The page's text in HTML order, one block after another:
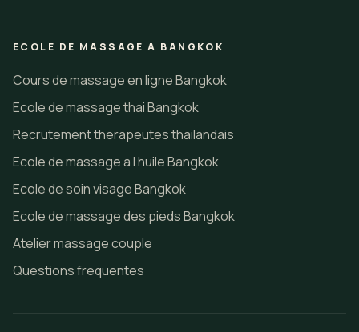
ECOLE DE MASSAGE A BANGKOK
Cours de massage en ligne Bangkok
Ecole de massage thai Bangkok
Recrutement therapeutes thailandais
Ecole de massage a l huile Bangkok
Ecole de soin visage Bangkok
Ecole de massage des pieds Bangkok
Atelier massage couple
Questions frequentes